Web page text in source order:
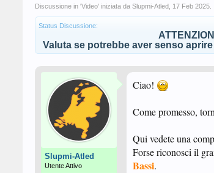
Discussione in 'Video' iniziata da Slupmi-Atled 17 Feb 2025
Status Discussione:
Valuta se potrebbe aver senso
Slupmi-Atled
Utente Attivo
Ciao!
Come promesso,
Qui vedete una
Forse riconosci il
Bassi.